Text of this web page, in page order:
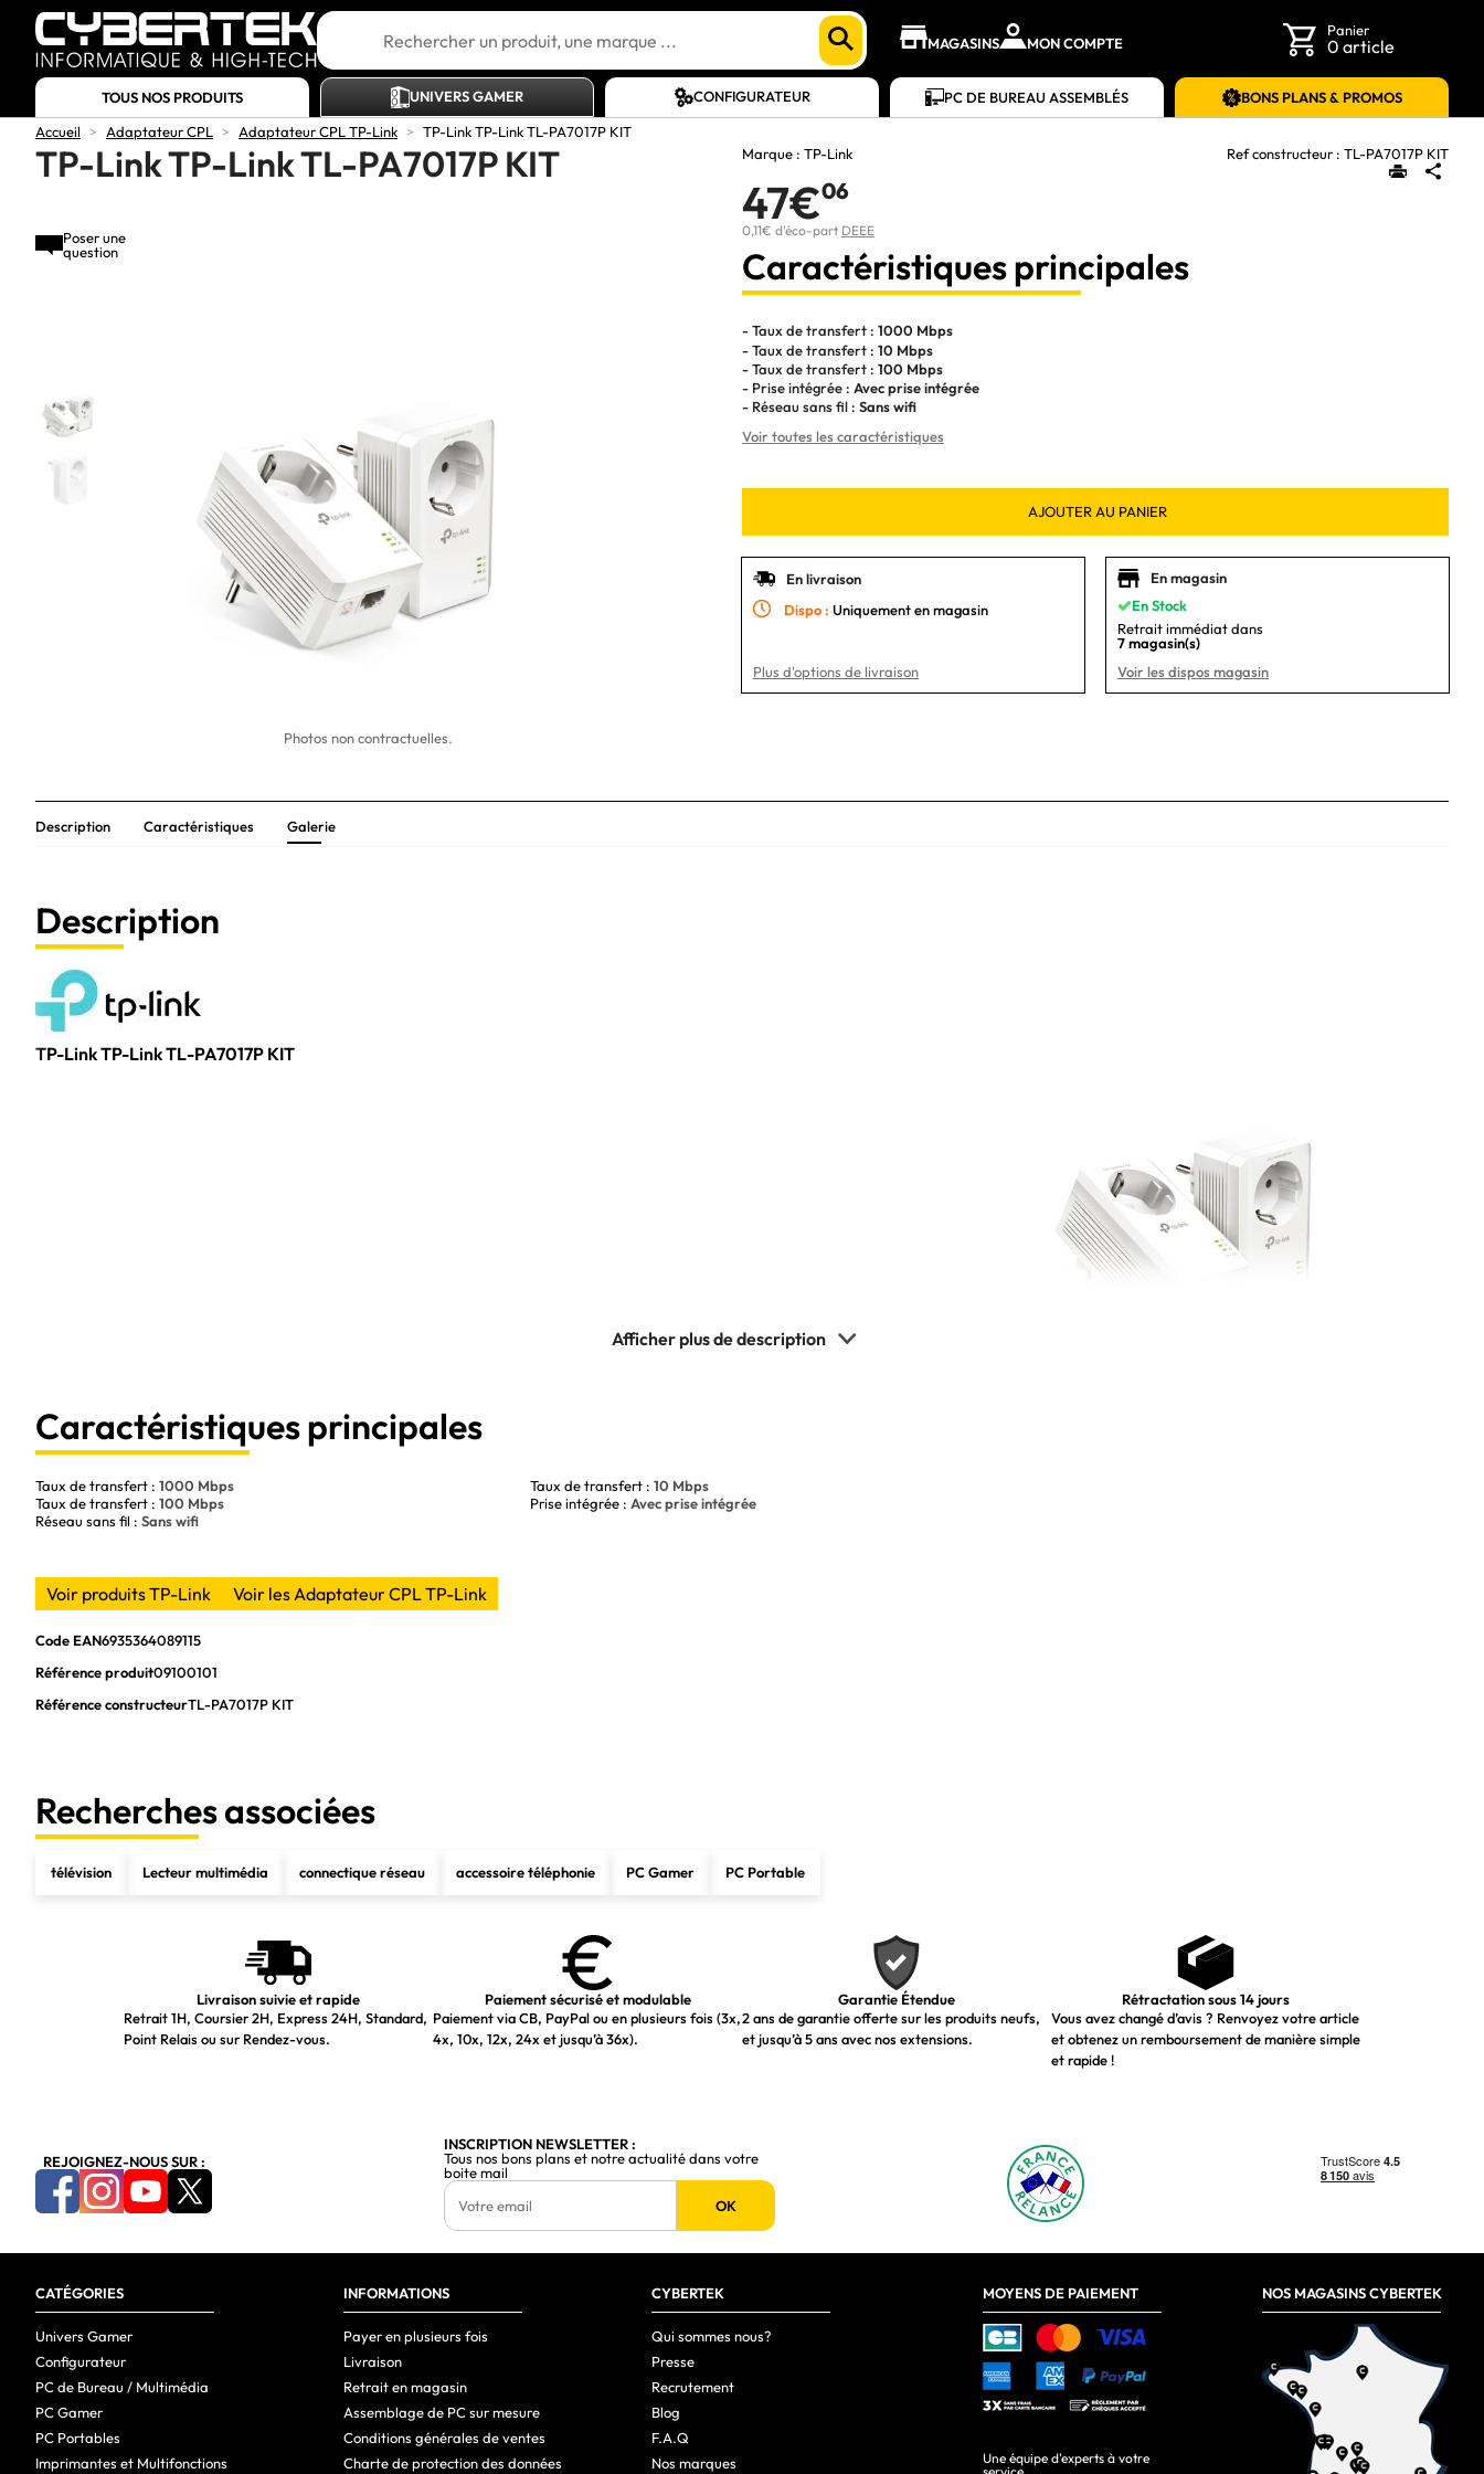
MAGASINS MON COMPTE
Panier
0 article
TOUS NOS PRODUITS UNIVERS GAMER CONFIGURATEUR PC DE BUREAU ASSEMBLÉS
BONS PLANS & PROMOS
Accueil
> Adaptateur CPL > Adaptateur CPL TP-Link > TP-Link TP-Link TL-PA7017P KIT
TP-Link TP-Link TL-PA7017P KIT
Poser une
question
Photos non contractuelles.
Marque : TP-Link Ref constructeur : TL-PA7017P KIT
47€06
0,11€ d'éco-part DEEE
Caractéristiques principales
- Taux de transfert : 1000 Mbps
- Taux de transfert : 10 Mbps
- Taux de transfert : 100 Mbps
- Prise intégrée : Avec prise intégrée
- Réseau sans fil : Sans wifi
Voir toutes les caractéristiques
AJOUTER AU PANIER
En livraison
Dispo : Uniquement en magasin
Plus d'options de livraison
En magasin
En Stock
Retrait immédiat dans
7 magasin(s)
Voir les dispos magasin
Description Caractéristiques Galerie
Description
TP-Link TP-Link TL-PA7017P KIT
Caractéristiques principales
Taux de transfert : 1000 Mbps Taux de transfert : 10 Mbps
Taux de transfert : 100 Mbps Prise intégrée : Avec prise intégrée
Réseau sans fil : Sans wifi
Voir produits TP-Link Voir les Adaptateur CPL TP-Link
Code EAN6935364089115
Référence produit09100101
Référence constructeurTL-PA7017P KIT
Recherches associées
télévision Lecteur multimédia connectique réseau accessoire téléphonie PC Gamer PC Portable
Livraison suivie et rapide
Retrait 1H, Coursier 2H, Express 24H, Standard,
Point Relais ou sur Rendez-vous.
Paiement sécurisé et modulable
Paiement via CB, PayPal ou en plusieurs fois (3x,
4x, 10x, 12x, 24x et jusqu’à 36x).
Garantie Étendue
2 ans de garantie offerte sur les produits neufs,
et jusqu’à 5 ans avec nos extensions.
Rétractation sous 14 jours
Vous avez changé d’avis ? Renvoyez votre article
et obtenez un remboursement de manière simple
et rapide !
REJOIGNEZ-NOUS SUR :
INSCRIPTION NEWSLETTER :
Tous nos bons plans et notre actualité dans votre
boite mail
OK
CATÉGORIES
Univers Gamer
Configurateur
PC de Bureau / Multimédia
PC Gamer
PC Portables
Imprimantes et Multifonctions
INFORMATIONS
Payer en plusieurs fois
Livraison
Retrait en magasin
Assemblage de PC sur mesure
Conditions générales de ventes
Charte de protection des données
CYBERTEK
Qui sommes nous?
Presse
Recrutement
Blog
F.A.Q
Nos marques
MOYENS DE PAIEMENT
Une équipe d'experts à votre
NOS MAGASINS CYBERTEK